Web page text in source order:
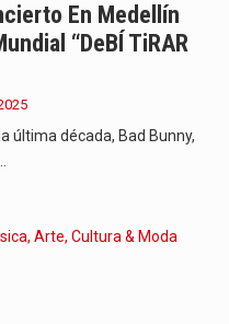
En Medellín
“DeBÍ TiRAR
última década, Bad Bunny,
Arte, Cultura & Moda